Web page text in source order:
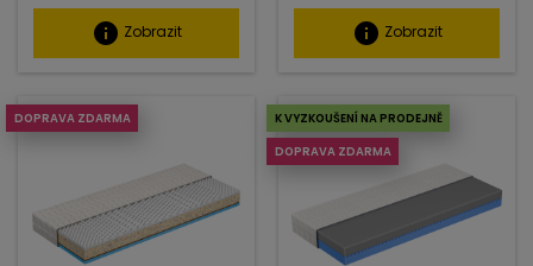
cena
info Zobrazit
cena
info Zobrazit
DOPRAVA ZDARMA K VYZKOUŠENÍ NA PRODEJNĚ
DOPRAVA ZDARMA